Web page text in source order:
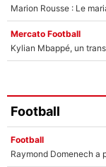
Marion Rousse : Le
Mercato Football
Kylian Mbappé, un
Football
Football